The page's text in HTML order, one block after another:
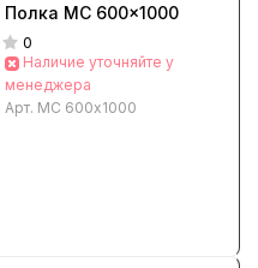
Полка МС 600x1000
0
Наличие уточняйте у
менеджера
Арт. МС 600x1000